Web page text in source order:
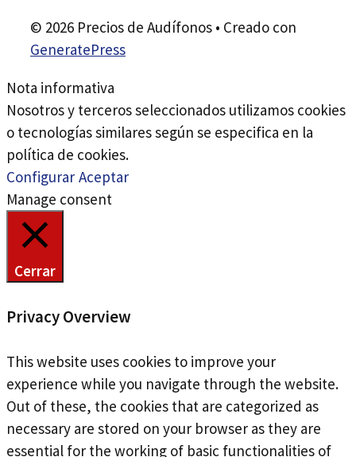
© 2026 Precios de Audífonos • Creado con
GeneratePress
Nota informativa
Nosotros y terceros seleccionados utilizamos cookies
o tecnologías similares según se especifica en la
política de cookies.
Configurar Aceptar
Manage consent
Cerrar
Privacy Overview
This website uses cookies to improve your
experience while you navigate through the website.
Out of these, the cookies that are categorized as
necessary are stored on your browser as they are
essential for the working of basic functionalities of